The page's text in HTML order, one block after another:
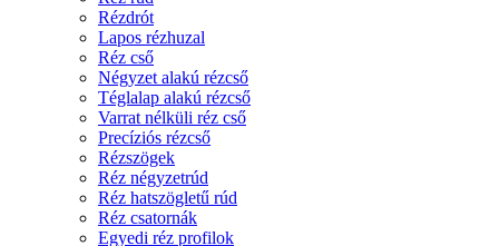
Rézdrót
Lapos rézhuzal
Réz cső
Négyzet alakú rézcső
Téglalap alakú rézcső
Varrat nélküli réz cső
Precíziós rézcső
Rézszögek
Réz négyzetrúd
Réz hatszögletű rúd
Réz csatornák
Egyedi réz profilok